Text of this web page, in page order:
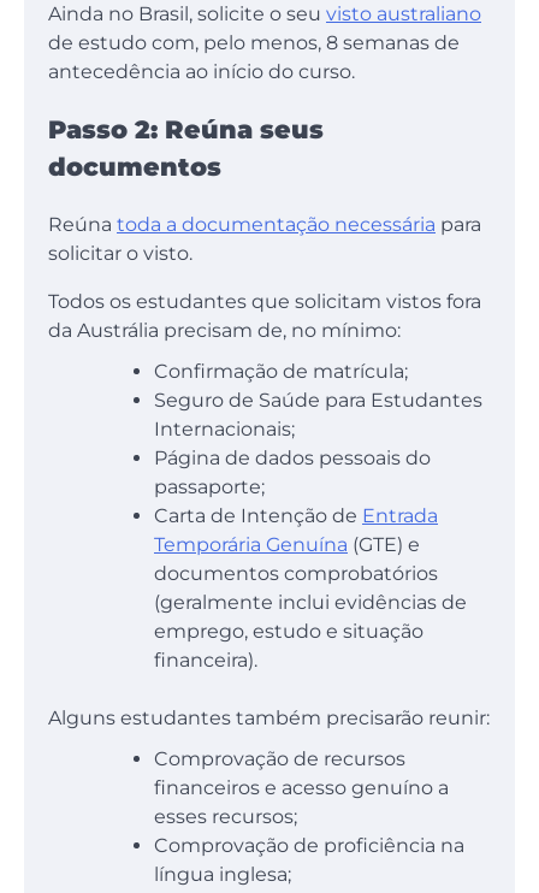
Ainda no Brasil, solicite o seu visto australiano
de estudo com, pelo menos, 8 semanas de
antecedência ao início do curso.
Passo 2: Reúna seus
documentos
Reúna toda a documentação necessária para
solicitar o visto.
Todos os estudantes que solicitam vistos fora
da Austrália precisam de, no mínimo:
Confirmação de matrícula;
Seguro de Saúde para Estudantes
Internacionais;
Página de dados pessoais do
passaporte;
Carta de Intenção de Entrada
Temporária Genuína (GTE) e
documentos comprobatórios
(geralmente inclui evidências de
emprego, estudo e situação
financeira).
Alguns estudantes também precisarão reunir:
Comprovação de recursos
financeiros e acesso genuíno a
esses recursos;
Comprovação de proficiência na
língua inglesa;